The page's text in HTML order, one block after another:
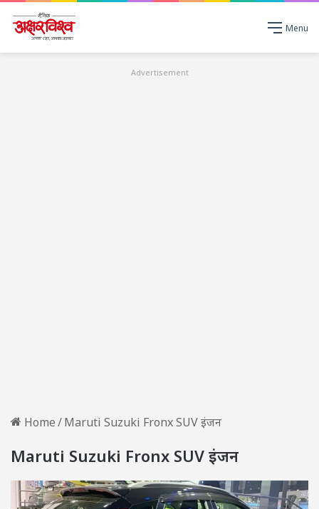
Menu
Advertisement
Home/Maruti Suzuki Fronx SUV इंजन
Maruti Suzuki Fronx SUV इंजन